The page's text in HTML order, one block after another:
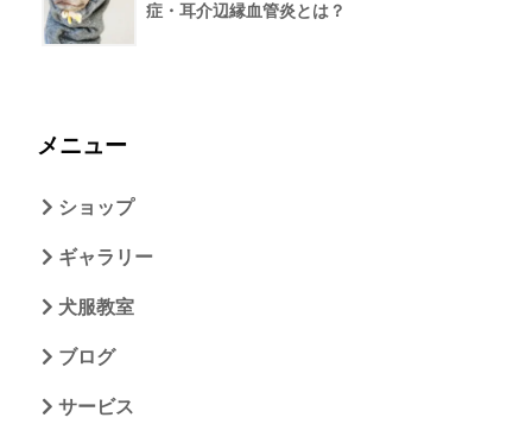
症・耳介辺縁血管炎とは？
メニュー
ショップ
ギャラリー
犬服教室
ブログ
サービス